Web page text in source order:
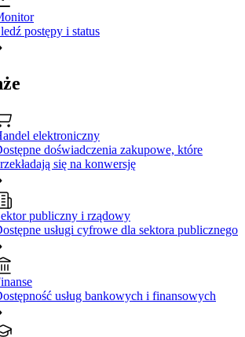
postępy i status
elektroniczny
doświadczenia zakupowe, które
się na konwersję
publiczny i rządowy
usługi cyfrowe dla sektora publicznego
usług bankowych i finansowych